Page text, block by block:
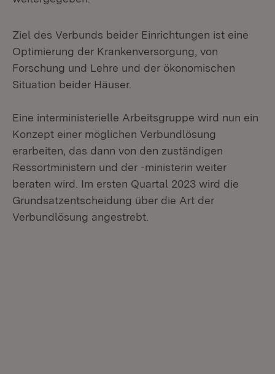
Ziel des Verbunds beider Einrichtungen ist eine
Optimierung der Krankenversorgung, von
Forschung und Lehre und der ökonomischen
Situation beider Häuser.
Eine interministerielle Arbeitsgruppe wird nun ein
Konzept einer möglichen Verbundlösung
erarbeiten, das dann von den zuständigen
Ressortministern und der -ministerin weiter
beraten wird. Im ersten Quartal 2023 wird die
Grundsatzentscheidung über die Art der
Verbundlösung angestrebt.